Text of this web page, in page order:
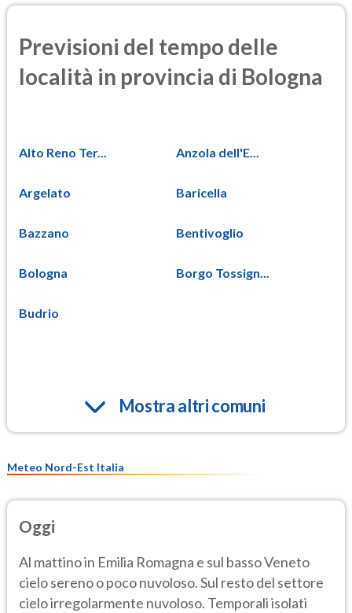
Previsioni del tempo delle
località in provincia di Bologna
Alto Reno Ter... Anzola dell'E...
Argelato Baricella
Bazzano Bentivoglio
Bologna Borgo Tossign...
Budrio
Mostra altri comuni
Meteo Nord-Est Italia
Oggi
Al mattino in Emilia Romagna e sul basso Veneto
cielo sereno o poco nuvoloso. Sul resto del settore
cielo irregolarmente nuvoloso. Temporali isolati